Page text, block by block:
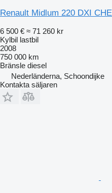
Renault Midlum 220 DXI
6 500 € ≈ 71 260 kr
Kylbil lastbil
2008
750 000 km
Bränsle diesel
Nederländerna, Schoondijke
Kontakta säljaren